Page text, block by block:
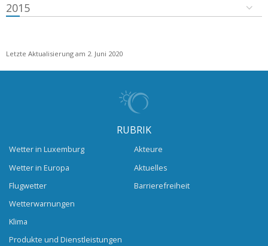
2015
Letzte Aktualisierung am 2. Juni 2020
RUBRIK
Wetter in Luxemburg
Wetter in Europa
Flugwetter
Wetterwarnungen
Klima
Produkte und Dienstleistungen
Akteure
Aktuelles
Barrierefreiheit